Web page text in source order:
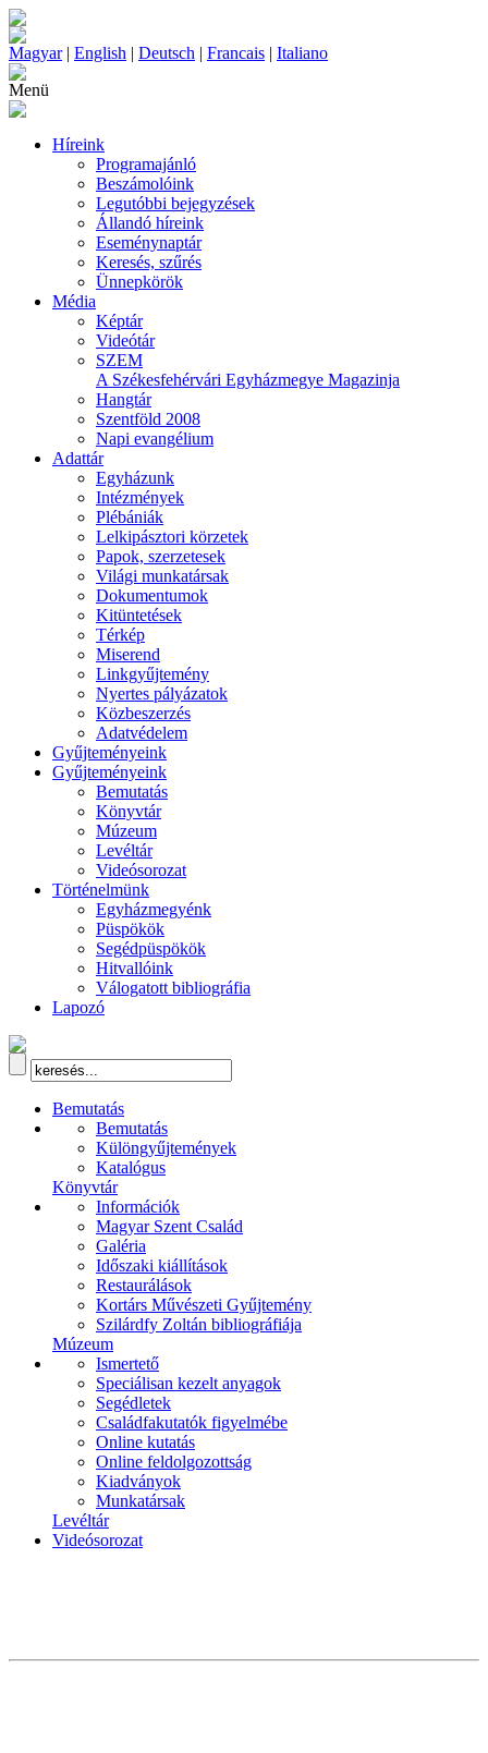
Magyar| English | Deutsch | Francais | Italiano
Menü
Híreink
Programajánló
Beszámolóink
Legutóbbi bejegyzések
Állandó híreink
Eseménynaptár
Keresés, szűrés
Ünnepkörök
Média
Képtár
Videótár
SZEM
A Székesfehérvári Egyházmegye Magazinja
Hangtár
Szentföld 2008
Napi evangélium
Adattár
Egyházunk
Intézmények
Plébániák
Lelkipásztori körzetek
Papok, szerzetesek
Világi munkatársak
Dokumentumok
Kitüntetések
Térkép
Miserend
Linkgyűjtemény
Nyertes pályázatok
Közbeszerzés
Adatvédelem
Gyűjteményeink
Gyűjteményeink
Bemutatás
Könyvtár
Múzeum
Levéltár
Videósorozat
Történelmünk
Egyházmegyénk
Püspökök
Segédpüspökök
Hitvallóink
Válogatott bibliográfia
Lapozó
Bemutatás
Bemutatás
Különgyűjtemények
Katalógus
Könyvtár
Információk
Magyar Szent Család
Galéria
Időszaki kiállítások
Restaurálások
Kortárs Művészeti Gyűjtemény
Szilárdfy Zoltán bibliográfiája
Múzeum
Ismertető
Speciálisan kezelt anyagok
Segédletek
Családfakutatók figyelmébe
Online kutatás
Online feldolgozottság
Kiadványok
Munkatársak
Levéltár
Videósorozat